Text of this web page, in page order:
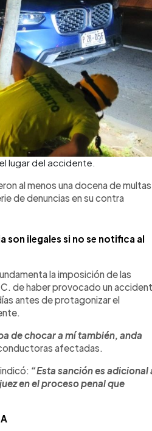
lugar del accidente.
al menos una docena de multas
de denuncias en su contra
son ilegales si no se notifica al
la imposición de las
de haber provocado un
antes de protagonizar el
de chocar a mí también, anda
afectadas.
“Esta sanción es adicional
en el proceso penal que